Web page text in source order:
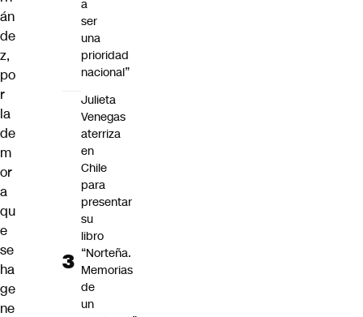
án
de
z,
po
r
la
de
m
or
a
qu
e
se
ha
ge
ne
a
ser
una
prioridad
nacional”
Julieta
Venegas
aterriza
en
Chile
para
presentar
su
libro
“Norteña.
Memorias
de
un